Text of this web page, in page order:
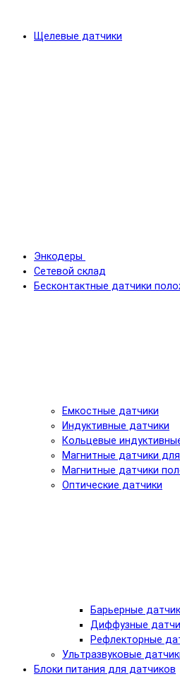
Щелевые датчики
Энкодеры
Сетевой склад
Бесконтактные датчики
Емкостные датчики
Индуктивные датчики
Кольцевые
Магнитные датчики
Магнитные датчики
Оптические датчики
Барьерные
Диффузные
Рефлекторные
Ультразвуковые
Блоки питания для датчиков